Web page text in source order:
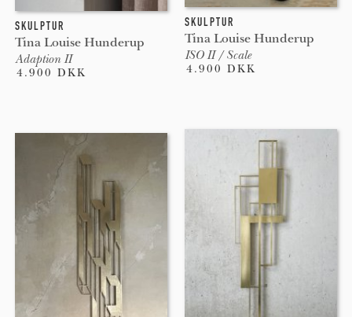
SKULPTUR
Tina Louise Hunderup
Adaption II
4.900 DKK
SKULPTUR
Tina Louise Hunderup
ISO II / Scale
4.900 DKK